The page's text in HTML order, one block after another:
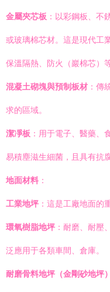
金屬夾芯板 ：以彩鋼板、不
或玻璃棉芯材。這是現代工
保溫隔熱、防火（巖棉芯）
混凝土砌塊與預制板材 ：傳
求的區域。
潔凈板 ：用于電子、醫藥、
易積塵滋生細菌，且具有抗
地面材料 ：
工業地坪 ：這是工廠地面的
環氧樹脂地坪 ：耐磨、耐壓
泛應用于各類車間、倉庫。
耐磨骨料地坪（金剛砂地坪）